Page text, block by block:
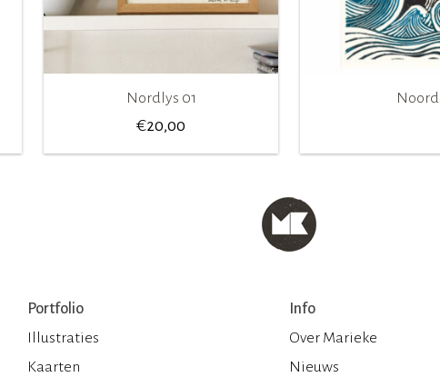
Nordlys 01
€20,00
Noord
Portfolio
Illustraties
Kaarten
Info
Over Marieke
Nieuws